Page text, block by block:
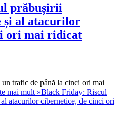
prăbușirii
și al atacurilor
ori mai ridicat
trafic de până la cinci ori mai
mai mult »Black Friday: Riscul
atacurilor cibernetice, de cinci ori